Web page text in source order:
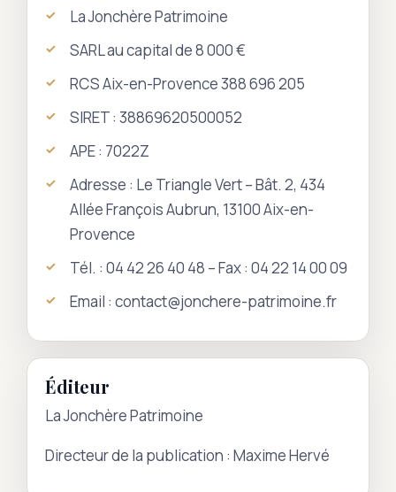
La Jonchère Patrimoine
SARL au capital de 8 000 €
RCS Aix-en-Provence 388 696 205
SIRET : 38869620500052
APE : 7022Z
Adresse : Le Triangle Vert – Bât. 2, 434
Allée François Aubrun, 13100 Aix-en-
Provence
Tél. : 04 42 26 40 48 – Fax : 04 22 14 00 09
Email : contact@jonchere-patrimoine.fr
Éditeur
La Jonchère Patrimoine
Directeur de la publication : Maxime Hervé